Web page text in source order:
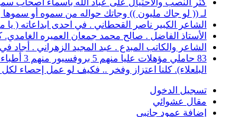
كثر النصب والاحتيال على عباد الله بأسماء أصحاب
لـ (( لو جاك مليون )) وجاتك حواله من سموه أو
الشاعر الكبير ناصر القحطاني . في احدى ابداعاته (
الأستاذ الفاضل . صالح محمد جمعان العميره الغامدي. كان مثال
الشاعر والكاتب المبدع . عبد المجيد الزهراني .
البلعلاء). كلنا اعتزاز وفخر .. فكيف لو عمل إحصاء لكل الـ 300
تسجيل الدخول
مقال عشوائي
إضافة عمود جانبي